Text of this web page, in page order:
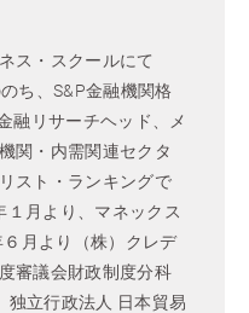
ス・スクールにて
ち、S&P金融機関格
融リサーチヘッド、メ
関・内需関連セクタ
スト・ランキングで
１月より、マネックス
月より（株）クレデ
審議会財政制度分科
独立行政法人 日本貿易